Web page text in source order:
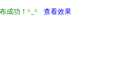
成功！^_^ 查看效果